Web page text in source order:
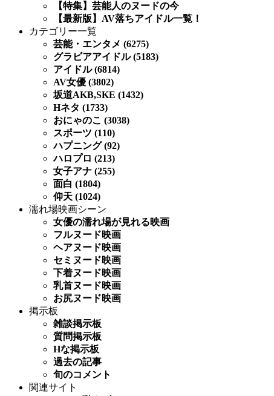
【特集】芸能人のヌードの今
【最新版】AV落ちアイドル一覧！
カテゴリー一覧
芸能・エンタメ (6275)
グラビアアイドル (5183)
アイドル (6814)
AV女優 (3802)
坂道AKB,SKE (1432)
Hネタ (1733)
おにゃのこ (3038)
スポーツ (110)
ハプニング (92)
ハロプロ (213)
女子アナ (255)
面白 (1804)
仰天 (1024)
濡れ場映画シーン
女優の濡れ場が見れる映画
フルヌード映画
ヘアヌード映画
セミヌード映画
下着ヌード映画
乳首ヌード映画
お尻ヌード映画
掲示板
雑談掲示板
質問掲示板
Hな掲示板
過去の記事
旬のコメント
関連サイト